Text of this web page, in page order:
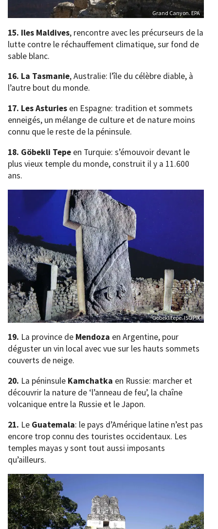
Grand Canyon. EPA
15. Iles Maldives, rencontre avec les précurseurs de la
lutte contre le réchauffement climatique, sur fond de
sable blanc.
16. La Tasmanie, Australie: l’île du célèbre diable, à
l’autre bout du monde.
17. Les Asturies en Espagne: tradition et sommets
enneigés, un mélange de culture et de nature moins
connu que le reste de la péninsule.
18. Göbekli Tepe en Turquie: s’émouvoir devant le
plus vieux temple du monde, construit il y a 11.600
ans.
Gobeklitepe. ISOPIX
19. La province de Mendoza en Argentine, pour
déguster un vin local avec vue sur les hauts sommets
couverts de neige.
20. La péninsule Kamchatka en Russie: marcher et
découvrir la nature de ‘l’anneau de feu’, la chaîne
volcanique entre la Russie et le Japon.
21. Le Guatemala: le pays d’Amérique latine n’est pas
encore trop connu des touristes occidentaux. Les
temples mayas y sont tout aussi imposants
qu’ailleurs.